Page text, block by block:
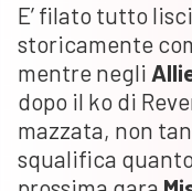
E’ filato tutto
storicamente
mentre negli
dopo il ko di
mazzata, non
squalifica